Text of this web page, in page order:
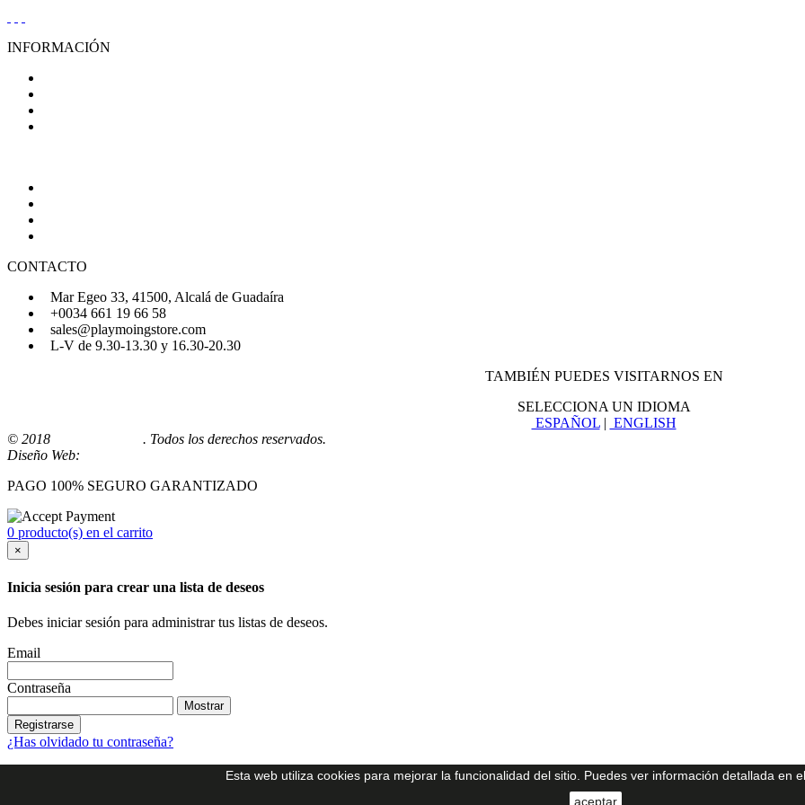
INFORMACIÓN
CONTACTO
Mar Egeo 33, 41500, Alcalá de Guadaíra
+0034 661 19 66 58
sales@playmoingstore.com
L-V de 9.30-13.30 y 16.30-20.30
TAMBIÉN PUEDES VISITARNOS EN
SELECCIONA UN IDIOMA
ESPAÑOL| ENGLISH
Esta web utiliza cookies para mejorar la funcionalidad del sitio. Puedes ver información detallada en
aceptar
© 2018
. Todos los derechos reservados.
Diseño Web:
PAGO 100% SEGURO GARANTIZADO
0 producto(s) en el carrito
×
Inicia sesión para crear una lista de deseos
Debes iniciar sesión para administrar tus listas de deseos.
Email
Contraseña
Mostrar
Registrarse
¿Has olvidado tu contraseña?